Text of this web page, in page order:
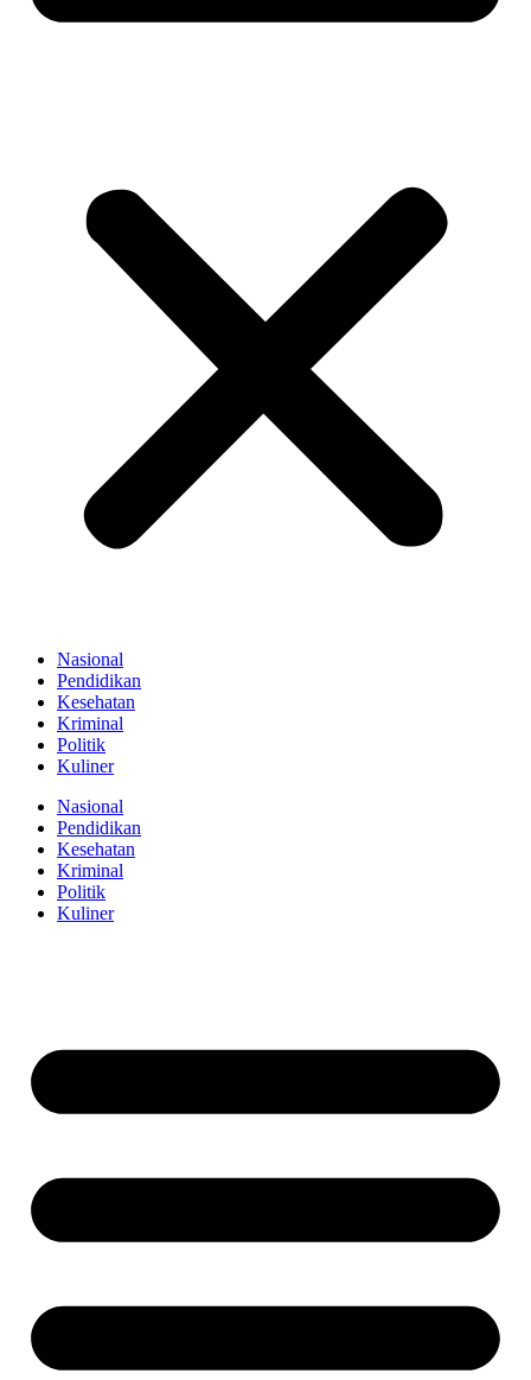
Nasional
Pendidikan
Kesehatan
Kriminal
Politik
Kuliner
Nasional
Pendidikan
Kesehatan
Kriminal
Politik
Kuliner